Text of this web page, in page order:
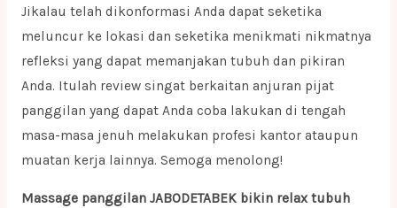
Jikalau telah dikonformasi Anda dapat seketika
meluncur ke lokasi dan seketika menikmati nikmatnya
refleksi yang dapat memanjakan tubuh dan pikiran
Anda. Itulah review singat berkaitan anjuran pijat
panggilan yang dapat Anda coba lakukan di tengah
masa-masa jenuh melakukan profesi kantor ataupun
muatan kerja lainnya. Semoga menolong!
Massage panggilan JABODETABEK bikin relax tubuh